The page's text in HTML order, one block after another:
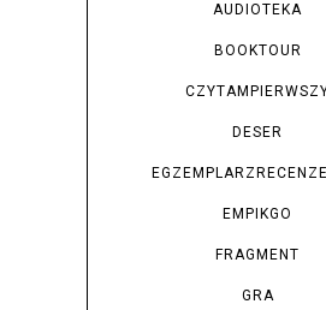
AUDIOTEKA
BOOKTOUR
DESER
EMPIKGO
FRAGMENT
GRA